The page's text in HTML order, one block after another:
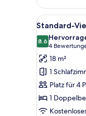
Einzelzimmer,
eigenes
Bad
Alle
Fotos
für
Standard-
eigenes
Bad
anzeigen
3
Standard-
8.68.6 von 10
4
(4
18 m²
1
Platz für 4
1